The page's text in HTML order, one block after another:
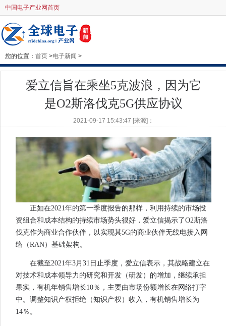
中国电子产业网首页
您的位置： 首页 >电子新闻 >
爱立信旨在乘坐5克波浪，因为它
是O2斯洛伐克5G供应协议
2021-09-17 15:43:47 [来源]：
正如在2021年的第一季度报告的那样，利用持续的市场投
资组合和成本结构的持续市场势头很好，爱立信揭示了O2斯洛
伐克作为商业合作伙伴，以实现其5G的商业伙伴无线电接入网
络（RAN）基础架构。
在截至2021年3月31日止季度，爱立信表示，其战略建立在
对技术和成本领导力的研究和开发（研发）的增加，继续承担
果实，有机年销售增长10％，主要由市场份额增长在网络打字
中。调整知识产权拒绝（知识产权）收入，有机销售增长为
14％。